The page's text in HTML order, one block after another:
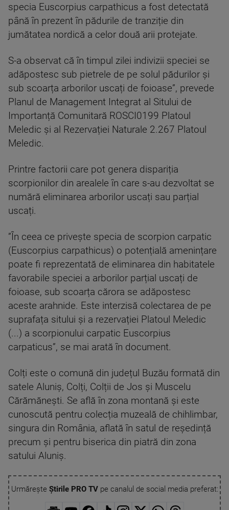
specia Euscorpius carpathicus a fost detectată
până în prezent în pădurile de tranziție din
jumătatea nordică a celor două arii protejate.
S-a observat că în timpul zilei indivizii speciei se
adăpostesc sub pietrele de pe solul pădurilor și
sub scoarța arborilor uscați de foioase”, prevede
Planul de Management Integrat al Sitului de
Importanță Comunitară ROSCI0199 Platoul
Meledic și al Rezervației Naturale 2.267 Platoul
Meledic.
Printre factorii care pot genera dispariția
scorpionilor din arealele în care s-au dezvoltat se
numără eliminarea arborilor uscați sau parțial
uscați.
”În ceea ce privește specia de scorpion carpatic
(Euscorpius carpathicus) o potențială amenințare
poate fi reprezentată de eliminarea din habitatele
favorabile speciei a arborilor parțial uscați de
foioase, sub scoarța cărora se adăpostesc
aceste arahnide. Este interzisă colectarea de pe
suprafața sitului și a rezervației Platoul Meledic
(...) a scorpionului carpatic Euscorpius
carpaticus”, se mai arată în document.
Colți este o comună din județul Buzău formată din
satele Aluniș, Colți, Colții de Jos și Muscelu
Cărămănești. Se află în zona montană și este
cunoscută pentru colecția muzeală de chihlimbar,
singura din România, aflată în satul de reședință
precum și pentru biserica din piatră din zona
satului Aluniș.
Urmărește Știrile PRO TVpe canalul de social media preferat: